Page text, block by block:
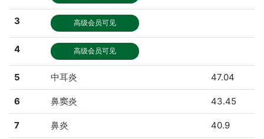
3 高级会员可见
4 高级会员可见
5 中耳炎 47.04
6 鼻窦炎 43.45
7 鼻炎 40.9